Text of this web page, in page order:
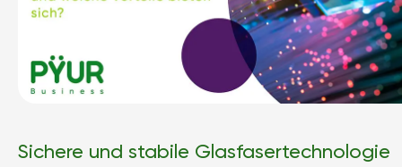
Sichere und stabile Glasfasertechnologie